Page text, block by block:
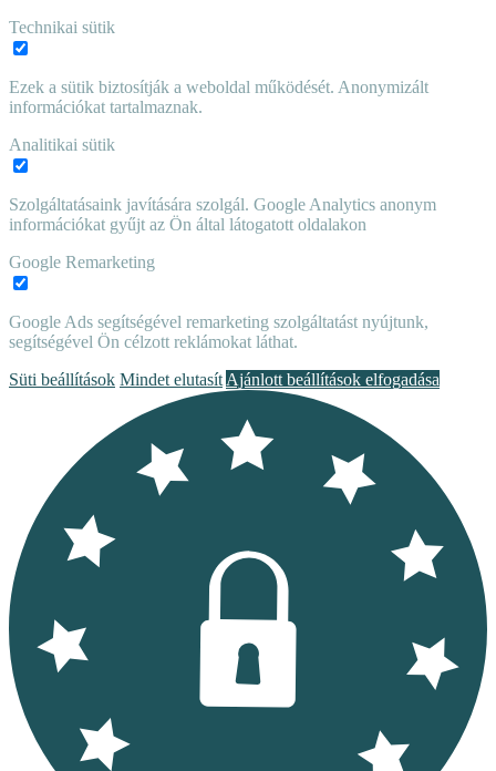
Technikai sütik
Ezek a sütik biztosítják a weboldal működését. Anonymizált
információkat tartalmaznak.
Analitikai sütik
Szolgáltatásaink javítására szolgál. Google Analytics anonym
információkat gyűjt az Ön által látogatott oldalakon
Google Remarketing
Google Ads segítségével remarketing szolgáltatást nyújtunk,
segítségével Ön célzott reklámokat láthat.
Süti beállítások Mindet elutasít Ajánlott beállítások elfogadása